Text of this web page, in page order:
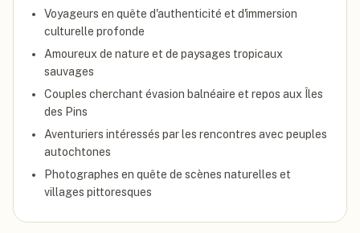
Voyageurs en quête d'authenticité et d'immersion
culturelle profonde
Amoureux de nature et de paysages tropicaux
sauvages
Couples cherchant évasion balnéaire et repos aux Îles
des Pins
Aventuriers intéressés par les rencontres avec peuples
autochtones
Photographes en quête de scènes naturelles et
villages pittoresques